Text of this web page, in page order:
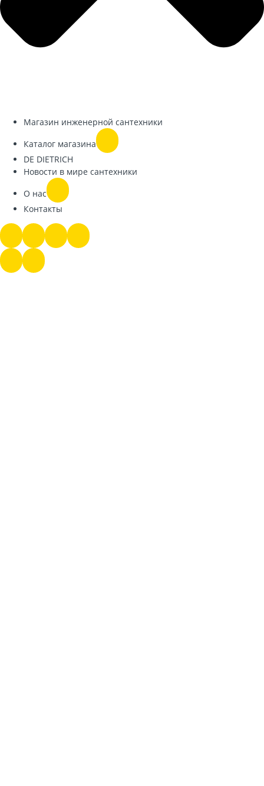
Магазин инженерной сантехники
Каталог магазина
DE DIETRICH
Новости в мире сантехники
О нас
Контакты